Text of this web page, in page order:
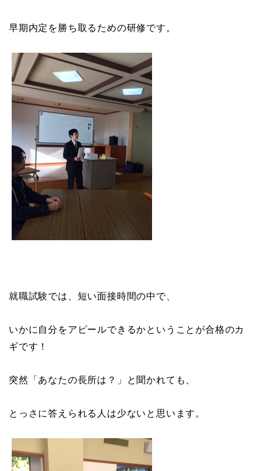
早期内定を勝ち取るための研修です。
就職試験では、短い面接時間の中で、
いかに自分をアピールできるかということが合格のカ
ギです！
突然「あなたの長所は？」と聞かれても、
とっさに答えられる人は少ないと思います。